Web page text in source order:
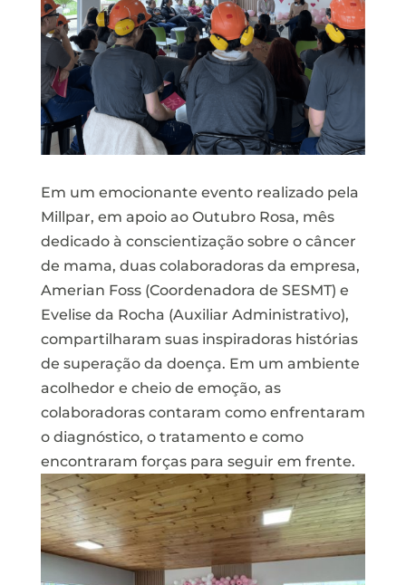
Em um emocionante evento realizado pela
Millpar, em apoio ao Outubro Rosa, mês
dedicado à conscientização sobre o câncer
de mama, duas colaboradoras da empresa,
Amerian Foss (Coordenadora de SESMT) e
Evelise da Rocha (Auxiliar Administrativo),
compartilharam suas inspiradoras histórias
de superação da doença. Em um ambiente
acolhedor e cheio de emoção, as
colaboradoras contaram como enfrentaram
o diagnóstico, o tratamento e como
encontraram forças para seguir em frente.